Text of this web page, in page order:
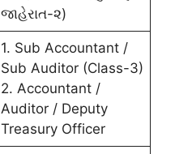
જાહેરાત-૨)
1. Sub Accountant /
Sub Auditor (Class-3)
2. Accountant /
Auditor / Deputy
Treasury Officer